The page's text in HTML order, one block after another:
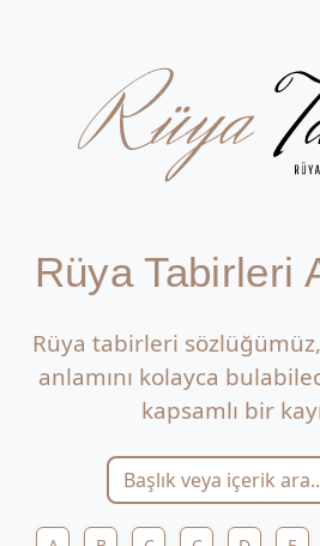
Rüya Tabirleri
Rüya tabirleri
anlamını kolayca
kapsamlı bir